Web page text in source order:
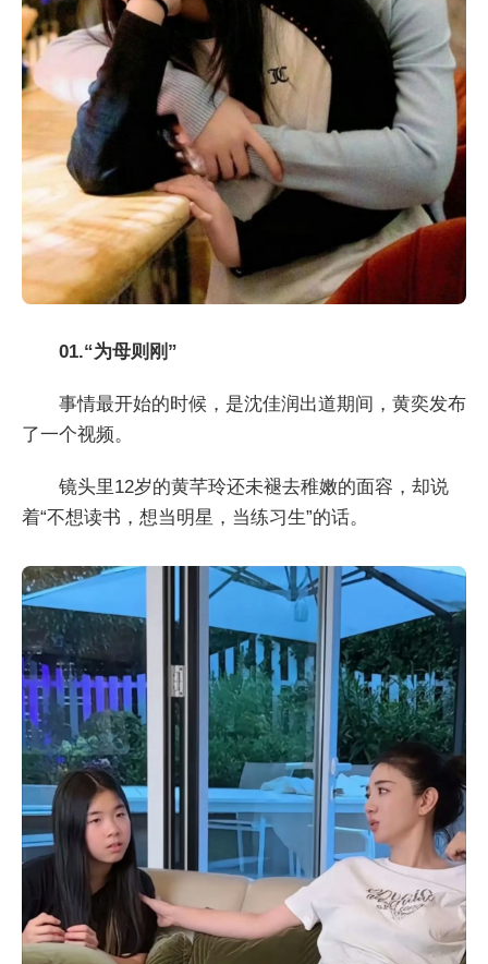
01.“为母则刚”
事情最开始的时候，是沈佳润出道期间，黄奕发布
了一个视频。
镜头里12岁的黄芊玲还未褪去稚嫩的面容，却说
着“不想读书，想当明星，当练习生”的话。